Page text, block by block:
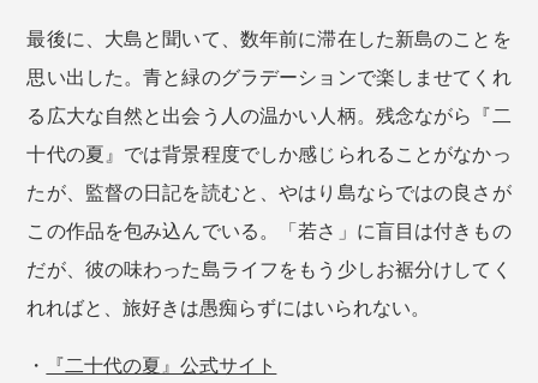
最後に、大島と聞いて、数年前に滞在した新島のことを
思い出した。青と緑のグラデーションで楽しませてくれ
る広大な自然と出会う人の温かい人柄。残念ながら『二
十代の夏』では背景程度でしか感じられることがなかっ
たが、監督の日記を読むと、やはり島ならではの良さが
この作品を包み込んでいる。「若さ」に盲目は付きもの
だが、彼の味わった島ライフをもう少しお裾分けしてく
れればと、旅好きは愚痴らずにはいられない。
・
『二十代の夏』公式サイト